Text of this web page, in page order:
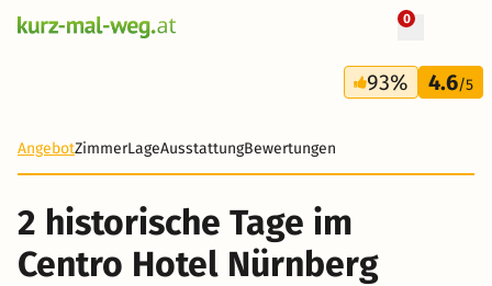
0
2 Tage
39 €
+ 106 Fotos
93% 4.6/5
AngebotZimmerLageAusstattungBewertungen
2 historische Tage im
Centro Hotel Nürnberg